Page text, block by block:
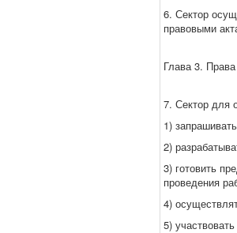
6. Сектор
правовыми
Глава 3.
7. Сектор для
1)
2)
3) готовить
проведения
4)
5)